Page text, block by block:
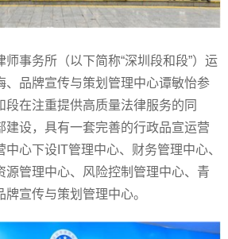
师事务所（以下简称“深圳段和段”）运
、品牌宣传与策划管理中心谭敏怡参
段在注重提供高质量法律服务的同
建设，具有一套完善的行政品宣运营
心下设IT管理中心、财务管理中心、
源管理中心、风险控制管理中心、青
宣传与策划管理中心。